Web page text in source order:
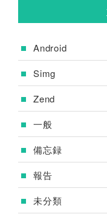
Android
Simg
Zend
一般
備忘録
報告
未分類